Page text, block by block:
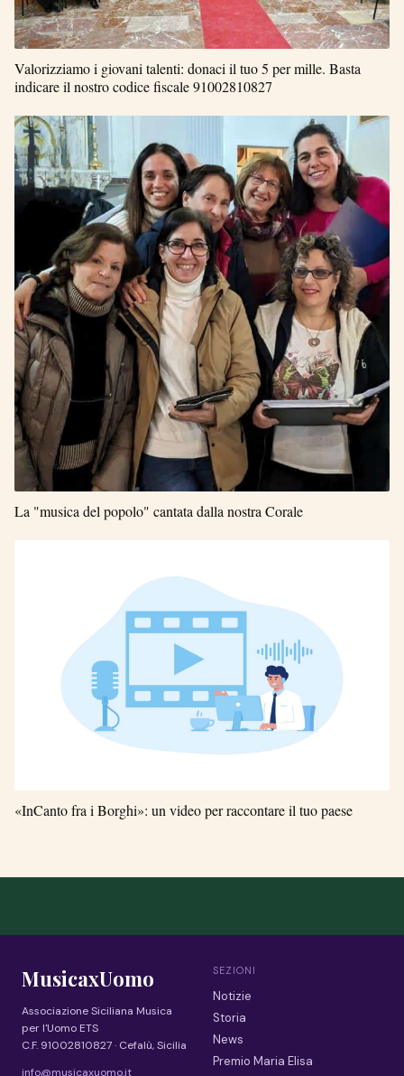
Valorizziamo i giovani talenti: donaci il tuo 5 per mille. Basta
indicare il nostro codice fiscale 91002810827
La "musica del popolo" cantata dalla nostra Corale
«InCanto fra i Borghi»: un video per raccontare il tuo paese
MusicaxUomo
Associazione Siciliana Musica
per l'Uomo ETS
C.F. 91002810827 · Cefalù, Sicilia
info@musicaxuomo.it
SEZIONI
Notizie
Storia
News
Premio Maria Elisa